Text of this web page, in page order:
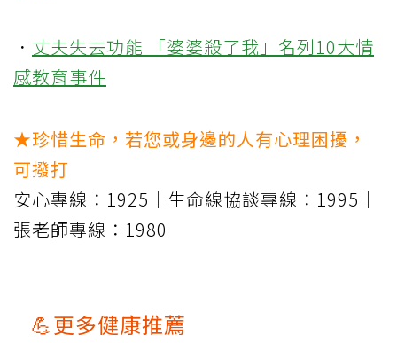
． 丈夫失去功能 「婆婆殺了我」名列10大情
感教育事件
★珍惜生命，若您或身邊的人有心理困擾，
可撥打
安心專線：1925｜生命線協談專線：1995｜
張老師專線：1980
💪更多健康推薦